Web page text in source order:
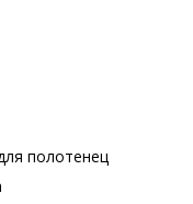
полотенец